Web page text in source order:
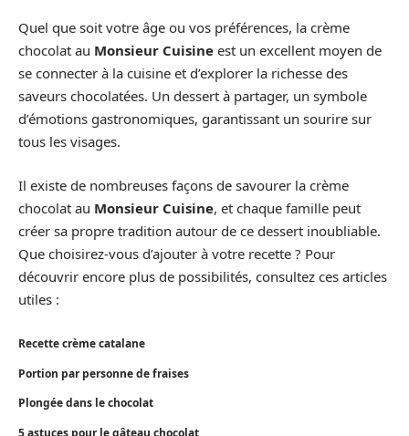
Quel que soit votre âge ou vos préférences, la crème
chocolat au Monsieur Cuisine est un excellent moyen de
se connecter à la cuisine et d’explorer la richesse des
saveurs chocolatées. Un dessert à partager, un symbole
d’émotions gastronomiques, garantissant un sourire sur
tous les visages.
Il existe de nombreuses façons de savourer la crème
chocolat au Monsieur Cuisine, et chaque famille peut
créer sa propre tradition autour de ce dessert inoubliable.
Que choisirez-vous d’ajouter à votre recette ? Pour
découvrir encore plus de possibilités, consultez ces articles
utiles :
Recette crème catalane
Portion par personne de fraises
Plongée dans le chocolat
5 astuces pour le gâteau chocolat